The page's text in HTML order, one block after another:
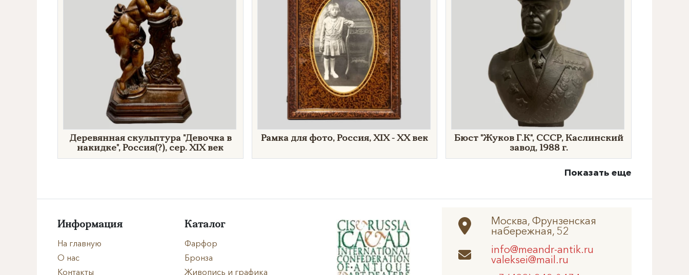
Деревянная скульптура "Девочка в
накидке", Россия(?), сер. XIX век
Рамка для фото, Россия, XIX - XX век
Бюст "Жуков Г.К", СССР, Каслинский
завод, 1988 г.
Показать еще
Информация
На главную
О нас
Контакты
Каталог
Фарфор
Бронза
Живопись и графика
Москва, Фрунзенская
набережная, 52
info@meandr-antik.ru
valeksei@mail.ru